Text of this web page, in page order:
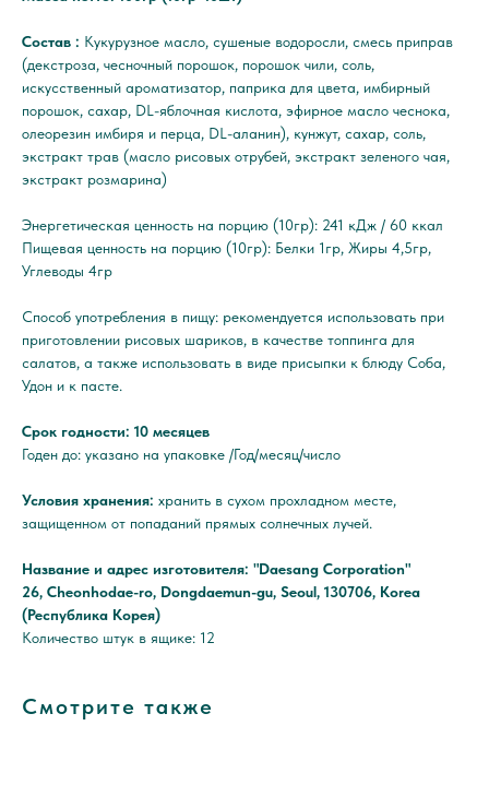
Состав : Кукурузное масло, сушеные водоросли, смесь приправ
(декстроза, чесночный порошок, порошок чили, соль,
искусственный ароматизатор, паприка для цвета, имбирный
порошок, сахар, DL-яблочная кислота, эфирное масло чеснока,
олеорезин имбиря и перца, DL-аланин), кунжут, сахар, соль,
экстракт трав (масло рисовых отрубей, экстракт зеленого чая,
экстракт розмарина)
Энергетическая ценность на порцию (10гр): 241 кДж / 60 ккал
Пищевая ценность на порцию (10гр): Белки 1гр, Жиры 4,5гр,
Углеводы 4гр
Способ употребления в пищу: рекомендуется использовать при
приготовлении рисовых шариков, в качестве топпинга для
салатов, а также использовать в виде присыпки к блюду Соба,
Удон и к пасте.
Срок годности: 10 месяцев
Годен до: указано на упаковке /Год/месяц/число
Условия хранения: хранить в сухом прохладном месте,
защищенном от попаданий прямых солнечных лучей.
Название и адрес изготовителя: "Daesang Corporation"
26, Cheonhodae-ro, Dongdaemun-gu, Seoul, 130706, Korea
(Республика Корея)
Количество штук в ящике: 12
Смотрите также